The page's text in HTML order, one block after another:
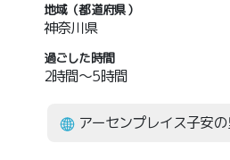
地域（都道府県）
神奈川県
過ごした時間
2時間～5時間
アーセンプレイス子安